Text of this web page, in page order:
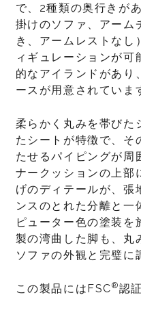
で、2種類の奥行きが
掛けのソファ、アーム
き、アームレストなし
ィギュレーションが可
的なアイランドがあり
ースが用意されていま
柔らかく丸みを帯びた
たシートが特徴で、そ
たせるパイピングが周
ナークッションの上部
げのディテールが、張
ンスのとれた分離と一
ピューター色の塗装を
製の湾曲した脚も、丸
ソファの外観と完璧に
この製品にはFSC®認